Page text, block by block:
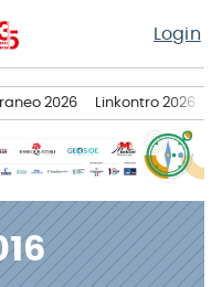
Login
2026 Linkontro 2026